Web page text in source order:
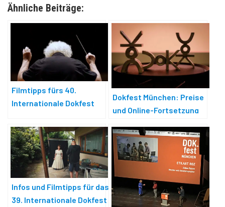
Ähnliche Beiträge:
Filmtipps fürs 40.
Internationale Dokfest
Dokfest München: Preise
und Online-Fortsetzung
Infos und Filmtipps für das
39. Internationale Dokfest